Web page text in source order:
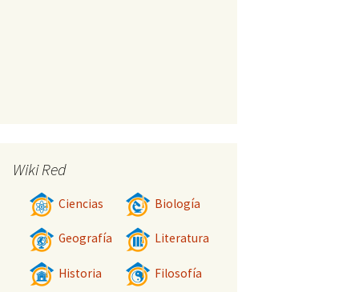
Wiki Red
Ciencias Biología
Geografía Literatura
Historia Filosofía